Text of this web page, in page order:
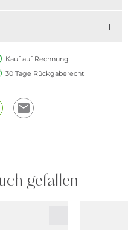
Kauf auf Rechnung
30 Tage Rückgaberecht
gefallen